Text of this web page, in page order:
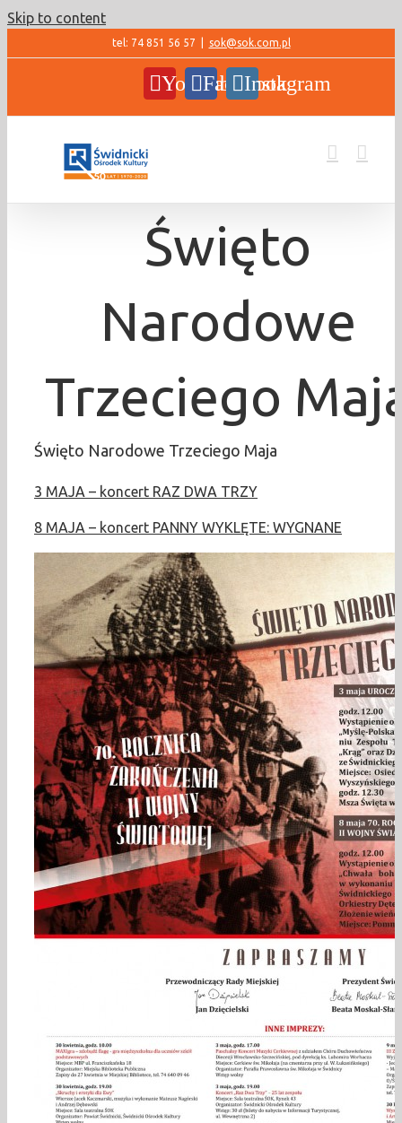
Skip to content
tel: 74 851 56 57 sok@sok.com.pl
YouTubeFacebookInstagram
Święto
Narodowe
Trzeciego
Święto Narodowe Trzeciego Maja
3 MAJA – koncert RAZ DWA TRZY
8 MAJA – koncert PANNY WYKLĘTE: WYGNANE